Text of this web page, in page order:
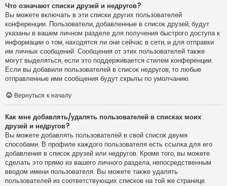
Что означают списки друзей и недругов?
Вы можете включать в эти списки других пользователей
конференции. Пользователи, добавленные в список друзей, будут
указаны в вашем личном разделе для получения быстрого доступа к
информации о том, находятся ли они сейчас в сети, и для отправки
им личных сообщений. Сообщения от этих пользователей также
могут выделяться, если это поддерживается стилем конференции.
Если вы добавили пользователей в список недругов, то любые
отправленные ими сообщения будут скрыты по умолчанию.
Вернуться к началу
Как мне добавлять/удалять пользователей в списках моих
друзей и недругов?
Вы можете добавлять пользователей в свой список двумя
способами. В профиле каждого пользователя есть ссылка для его
добавления в список друзей или недругов. Кроме того, вы можете
сделать это прямо из вашего личного раздела, непосредственным
вводом имени пользователя. Вы можете также удалять
пользователей из соответствующих списков на той же странице.